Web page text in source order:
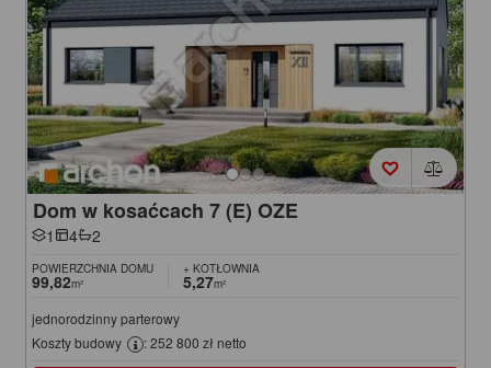
Dom w kosaćcach 7 (E) OZE
1 4 2
POWIERZCHNIA DOMU
99,82m²
+ KOTŁOWNIA
5,27m²
jednorodzinny parterowy
Koszty budowy
: 252 800 zł netto